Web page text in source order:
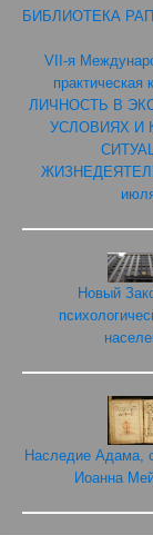
БИБЛИОТЕКА
VII-я
практическая
ЛИЧНОСТЬ В
УСЛОВИЯХ И
Новый
Наследие Адама,
Иоанна